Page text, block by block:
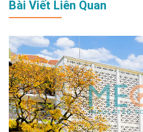
Bài Viết Liên Quan